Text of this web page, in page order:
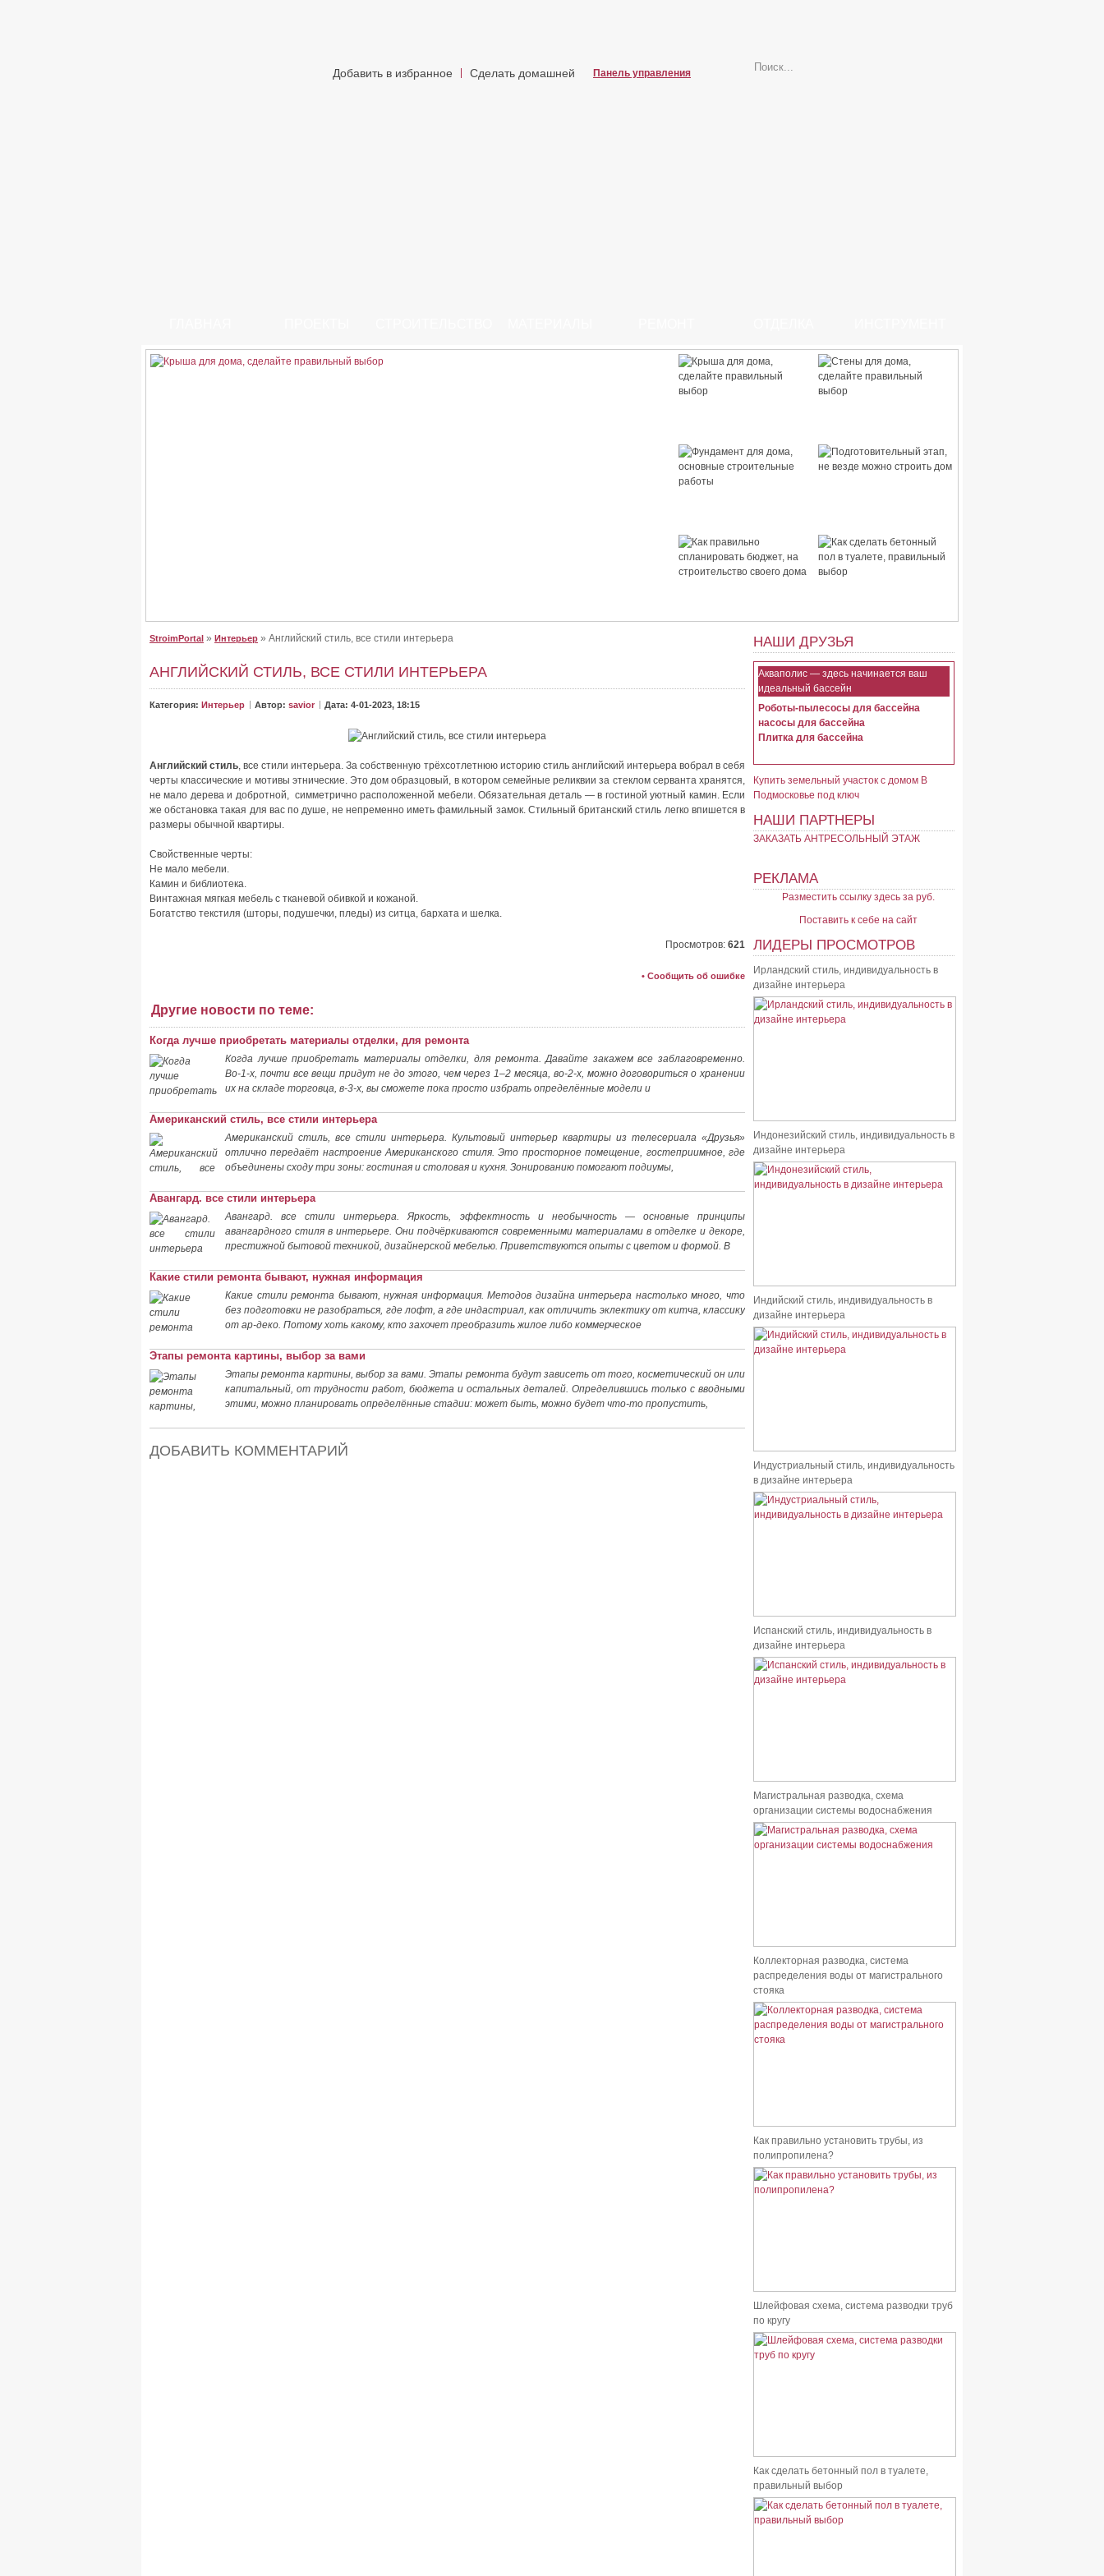
Добавить в избранное Сделать домашней Панель управления
строительство своего
выбор
StroimPortal » Интерьер » Английский стиль, все стили интерьера
АНГЛИЙСКИЙ СТИЛЬ, ВСЕ СТИЛИ ИНТЕРЬЕРА
Категория: Интерьер Автор: savior Дата: 4-01-2023, 18:15
Английский стиль, все стили интерьера. За собственную трёхсотлетнюю историю стиль английский интерьера вобрал в себя
черты классические и мотивы этнические. Это дом образцовый, в котором семейные реликвии за стеклом серванта хранятся,
не мало дерева и добротной, симметрично расположенной мебели. Обязательная деталь — в гостиной уютный камин. Если
же обстановка такая для вас по душе, не непременно иметь фамильный замок. Стильный британский стиль легко впишется в
размеры обычной квартиры.
Свойственные черты:
Не мало мебели.
Камин и библиотека.
Винтажная мягкая мебель с тканевой обивкой и кожаной.
Богатство текстиля (шторы, подушечки, пледы) из ситца, бархата и шелка.
Просмотров: 621
• Сообщить об ошибке
Другие новости по теме:
Когда лучше приобретать материалы отделки, для ремонта
Когда лучше приобретать материалы отделки, для ремонта. Давайте закажем все заблаговременно.
Во-1-х, почти все вещи придут не до этого, чем через 1–2 месяца, во-2-х, можно договориться о хранении
их на складе торговца, в-3-х, вы сможете пока просто избрать определённые модели и
Американский стиль, все стили интерьера
Американский стиль, все стили интерьера. Культовый интерьер квартиры из телесериала «Друзья»
отлично передаёт настроение Американского стиля. Это просторное помещение, гостеприимное, где
объединены сходу три зоны: гостиная и столовая и кухня. Зонированию помогают подиумы,
Авангард. все стили интерьера
Авангард. все стили интерьера. Яркость, эффектность и необычность — основные принципы
авангардного стиля в интерьере. Они подчёркиваются современными материалами в отделке и декоре,
престижной бытовой техникой, дизайнерской мебелью. Приветствуются опыты с цветом и формой. В
Какие стили ремонта бывают, нужная информация
Какие стили ремонта бывают, нужная информация. Методов дизайна интерьера настолько много, что
без подготовки не разобраться, где лофт, а где индастриал, как отличить эклектику от китча, классику
от ар-деко. Потому хоть какому, кто захочет преобразить жилое либо коммерческое
Этапы ремонта картины, выбор за вами
Этапы ремонта картины, выбор за вами. Этапы ремонта будут зависеть от того, косметический он или
капитальный, от трудности работ, бюджета и остальных деталей. Определившись только с вводными
этими, можно планировать определённые стадии: может быть, можно будет что-то пропустить,
ДОБАВИТЬ КОММЕНТАРИЙ
НАШИ ДРУЗЬЯ
Акваполис — здесь начинается ваш
идеальный бассейн
Роботы-пылесосы для бассейна
насосы для бассейна
Плитка для бассейна
Купить земельный участок с домом В
Подмосковье под ключ
НАШИ ПАРТНЕРЫ
ЗАКАЗАТЬ АНТРЕСОЛЬНЫЙ ЭТАЖ
РЕКЛАМА
Разместить ссылку здесь за руб.
Поставить к себе на сайт
ЛИДЕРЫ ПРОСМОТРОВ
Ирландский стиль, индивидуальность в
дизайне интерьера
Индонезийский стиль, индивидуальность в
дизайне интерьера
Индийский стиль, индивидуальность в
дизайне интерьера
Индустриальный стиль, индивидуальность
в дизайне интерьера
Испанский стиль, индивидуальность в
дизайне интерьера
Магистральная разводка, схема
организации системы водоснабжения
Коллекторная разводка, система
распределения воды от магистрального
стояка
Как правильно установить трубы, из
полипропилена?
Шлейфовая схема, система разводки труб
по кругу
Как сделать бетонный пол в туалете,
правильный выбор